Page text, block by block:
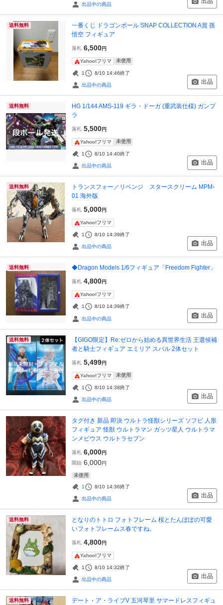
出品中の商品
送料無料
一番くじ ドラゴンボール SNAP COLLECTION A賞 孫
悟空 フィギュア
落札 6,500円
Yahoo!フリマ 未使用
1 8/10 14:46終了
出品中の商品 出品
送料無料
HG 1/144 AMS-119 ギラ・ドーガ (重武装仕様) ガンプ
ラ
落札 5,500円
Yahoo!フリマ 未使用
1 8/10 14:40終了
出品中の商品 出品
送料無料
トランスフォー／リベンジ スタースクリーム MPM-
01 海外版
落札 5,000円
Yahoo!フリマ
1 8/10 14:39終了
出品中の商品 出品
送料無料 ◆Dragon Models 1/6フィギュア「Freedom Fighter」
落札 4,800円
Yahoo!フリマ
1 8/10 14:39終了
出品中の商品 出品
送料無料
【GIGO限定】Re:ゼロから始める異世界生活 王選候補
者と騎士フィギュア エミリア スバル 2体セット
落札 5,499円
Yahoo!フリマ 未使用
1 8/10 14:38終了
出品中の商品 出品
タグ付き 新品 即決 ウルトラ怪獣シリーズ ソフビ 人形
フィギュア 怪獣 ウルトラマン ガッツ星人 ウルトラマ
ンメビウス ウルトラセブン
落札 6,000円
開始 6,000円
未使用
1 8/10 14:36終了
出品中の商品 出品
送料無料
となりのトトロ フォトフレーム 桜とたんぽぽの可愛
いフォトフレームス春ですね。
落札 4,800円
Yahoo!フリマ
1 8/10 14:32終了
出品中の商品 出品
送料無料
デート・ア・ライブV 五河琴里 サマードレスフィギュ